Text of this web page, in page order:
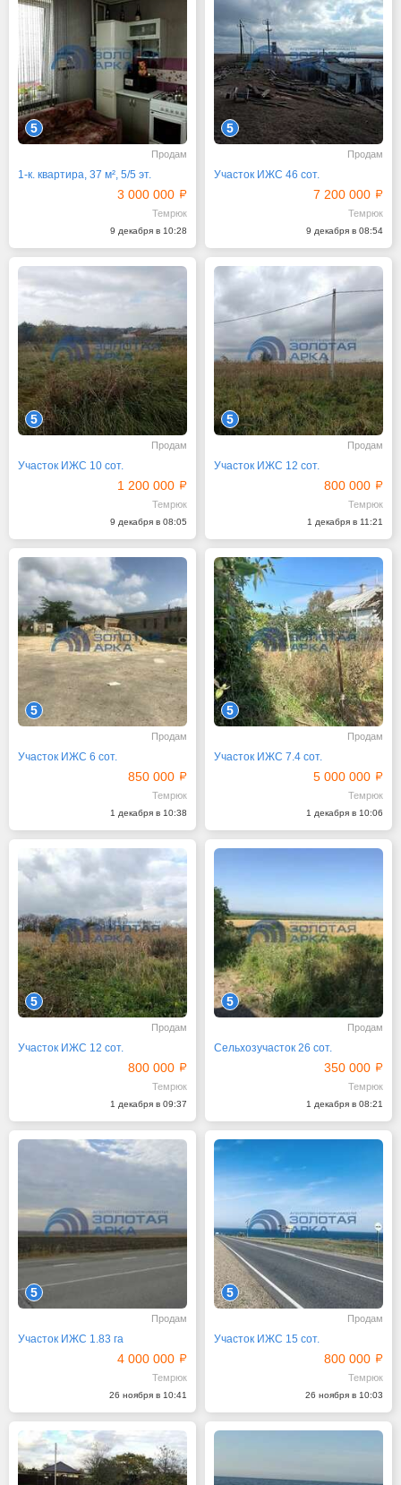
5
Продам
1-к. квартира, 37 м², 5/5 эт.
3 000 000
Темрюк
9 декабря в 10:28
5
Продам
Участок ИЖС 46 сот.
7 200 000
Темрюк
9 декабря в 08:54
5
Продам
Участок ИЖС 10 сот.
1 200 000
Темрюк
9 декабря в 08:05
5
Продам
Участок ИЖС 12 сот.
800 000
Темрюк
1 декабря в 11:21
5
Продам
Участок ИЖС 6 сот.
850 000
Темрюк
1 декабря в 10:38
5
Продам
Участок ИЖС 7.4 сот.
5 000 000
Темрюк
1 декабря в 10:06
5
Продам
Участок ИЖС 12 сот.
800 000
Темрюк
1 декабря в 09:37
5
Продам
Сельхозучасток 26 сот.
350 000
Темрюк
1 декабря в 08:21
5
Продам
Участок ИЖС 1.83 га
4 000 000
Темрюк
26 ноября в 10:41
5
Продам
Участок ИЖС 15 сот.
800 000
Темрюк
26 ноября в 10:03